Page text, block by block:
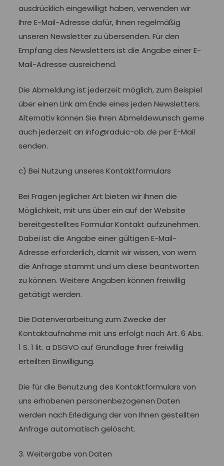
ausdrücklich eingewilligt haben, verwenden wir
Ihre E-Mail-Adresse dafür, Ihnen regelmäßig
unseren Newsletter zu übersenden. Für den
Empfang des Newsletters ist die Angabe einer E-
Mail-Adresse ausreichend.
Die Abmeldung ist jederzeit möglich, zum Beispiel
über einen Link am Ende eines jeden Newsletters.
Alternativ können Sie Ihren Abmeldewunsch gerne
auch jederzeit an info@raduic-ob..de per E-Mail
senden.
c) Bei Nutzung unseres Kontaktformulars
Bei Fragen jeglicher Art bieten wir Ihnen die
Möglichkeit, mit uns über ein auf der Website
bereitgestelltes Formular Kontakt aufzunehmen.
Dabei ist die Angabe einer gültigen E-Mail-
Adresse erforderlich, damit wir wissen, von wem
die Anfrage stammt und um diese beantworten
zu können. Weitere Angaben können freiwillig
getätigt werden.
Die Datenverarbeitung zum Zwecke der
Kontaktaufnahme mit uns erfolgt nach Art. 6 Abs.
1 S. 1 lit. a DSGVO auf Grundlage Ihrer freiwillig
erteilten Einwilligung.
Die für die Benutzung des Kontaktformulars von
uns erhobenen personenbezogenen Daten
werden nach Erledigung der von Ihnen gestellten
Anfrage automatisch gelöscht.
3. Weitergabe von Daten